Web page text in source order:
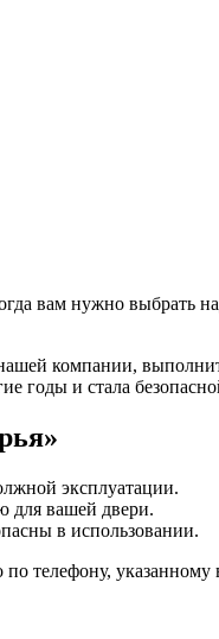
вам нужно выбрать
компании,
годы и стала
эксплуатации.
для вашей двери.
в использовании.
телефону, указанному